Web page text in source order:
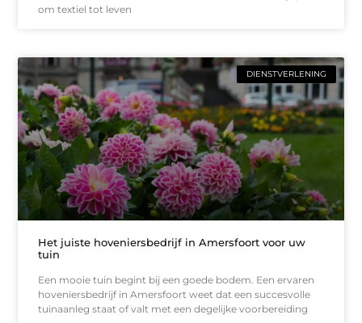
om textiel tot leven
DIENSTVERLENING
Het juiste hoveniersbedrijf in Amersfoort voor uw
tuin
Een mooie tuin begint bij een goede bodem. Een ervaren
hoveniersbedrijf in Amersfoort weet dat een succesvolle
tuinaanleg staat of valt met een degelijke voorbereiding